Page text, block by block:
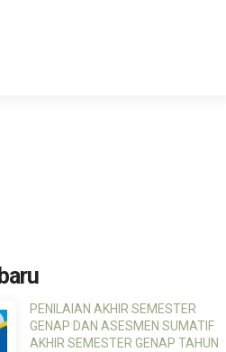
PENILAIAN AKHIR SEMESTER
GENAP DAN ASESMEN SUMATIF
AKHIR SEMESTER GENAP TAHUN